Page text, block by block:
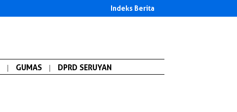
Indeks Berita
| GUMAS | DPRD SERUYAN